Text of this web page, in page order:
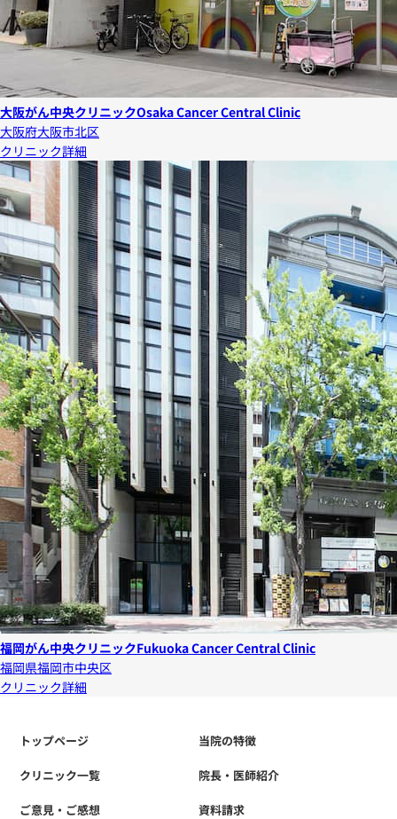
大阪がん中央クリニックOsaka Cancer Central Clinic
大阪府大阪市北区
クリニック詳細
福岡がん中央クリニックFukuoka Cancer Central Clinic
福岡県福岡市中央区
クリニック詳細
トップページ 当院の特徴
クリニック一覧 院長・医師紹介
ご意見・ご感想 資料請求